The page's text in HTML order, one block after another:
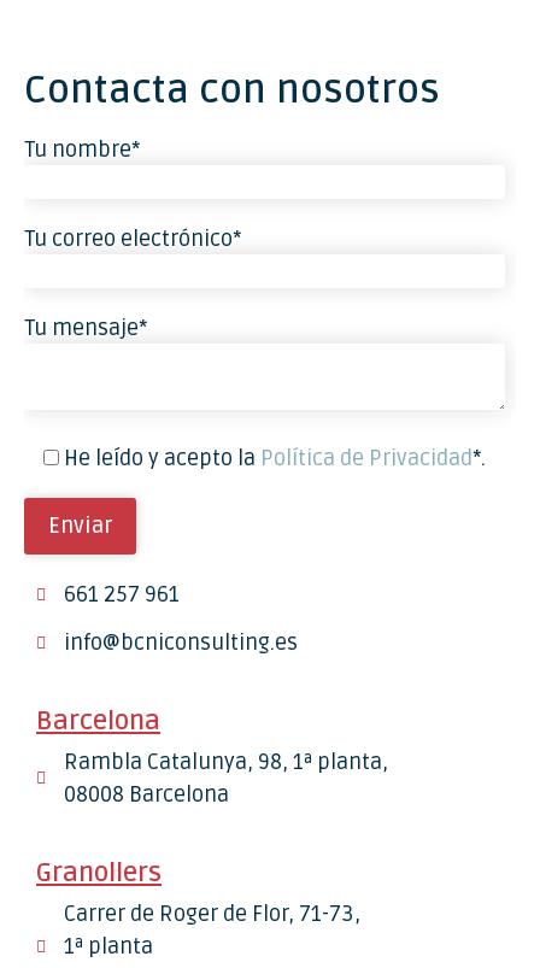
661 257 961
info@bcniconsulting.es
Barcelona
Rambla Catalunya, 98, 1ª planta,
08008 Barcelona
Granollers
Carrer de Roger de Flor, 71-73,
1ª planta
Contacta con nosotros
Tu nombre*
Tu correo electrónico*
Tu mensaje*
He leído y acepto la Política de Privacidad*.